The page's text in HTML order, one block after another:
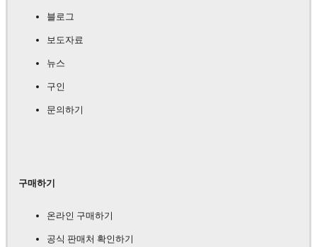
블로그
보도자료
뉴스
구인
문의하기
구매하기
온라인 구매하기
공식 판매처 확인하기